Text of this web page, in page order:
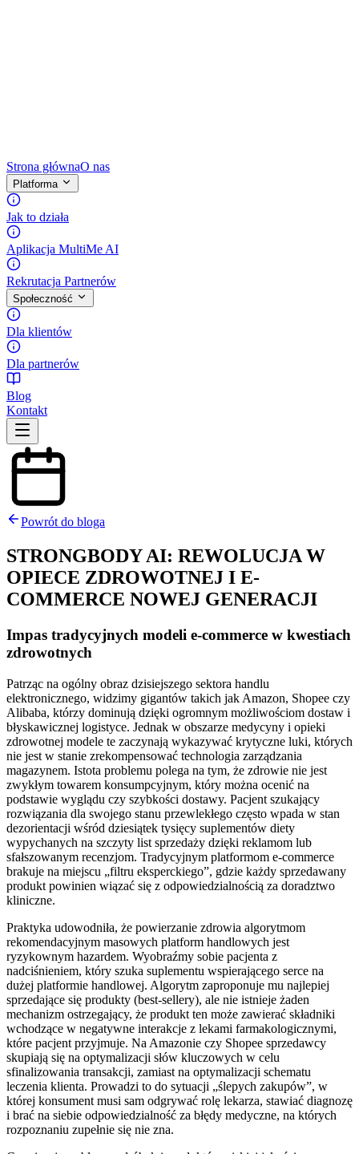
Strona głównaO nas
Platforma
Jak to działa
Aplikacja MultiMe AI
Rekrutacja Partnerów
Społeczność
Dla klientów
Dla partnerów
Blog
Kontakt
Powrót do bloga
STRONGBODY AI: REWOLUCJA W
OPIECE ZDROWOTNEJ I E-
COMMERCE NOWEJ GENERACJI
Impas tradycyjnych modeli e-commerce w kwestiach
zdrowotnych
Patrząc na ogólny obraz dzisiejszego sektora handlu
elektronicznego, widzimy gigantów takich jak Amazon, Shopee czy
Alibaba, którzy dominują dzięki ogromnym możliwościom dostaw i
błyskawicznej logistyce. Jednak w obszarze medycyny i opieki
zdrowotnej modele te zaczynają wykazywać krytyczne luki, których
nie jest w stanie zrekompensować technologia zarządzania
magazynem. Istota problemu polega na tym, że zdrowie nie jest
zwykłym towarem konsumpcyjnym, który można ocenić na
podstawie wyglądu czy szybkości dostawy. Pacjent szukający
rozwiązania dla swojego stanu przewlekłego często wpada w stan
dezorientacji wśród dziesiątek tysięcy suplementów diety
wypychanych na szczyty list sprzedaży dzięki reklamom lub
sfałszowanym recenzjom. Tradycyjnym platformom e-commerce
brakuje na miejscu „filtru eksperckiego”, gdzie każdy sprzedawany
produkt powinien wiązać się z odpowiedzialnością za doradztwo
kliniczne.
Praktyka udowodniła, że powierzanie zdrowia algorytmom
rekomendacyjnym masowych platform handlowych jest
ryzykownym hazardem. Wyobraźmy sobie pacjenta z
nadciśnieniem, który szuka suplementu wspierającego serce na
dużej platformie handlowej. Algorytm zaproponuje mu najlepiej
sprzedające się produkty (best-sellery), ale nie istnieje żaden
mechanizm ostrzegający, że produkt ten może zawierać składniki
wchodzące w negatywne interakcje z lekami farmakologicznymi,
które pacjent przyjmuje. Na Amazonie czy Shopee sprzedawcy
skupiają się na optymalizacji słów kluczowych w celu
sfinalizowania transakcji, zamiast na optymalizacji schematu
leczenia klienta. Prowadzi to do sytuacji „ślepych zakupów”, w
której konsument musi sam odgrywać rolę lekarza, stawiać diagnozę
i brać na siebie odpowiedzialność za błędy medyczne, na których
rozpoznaniu zupełnie się nie zna.